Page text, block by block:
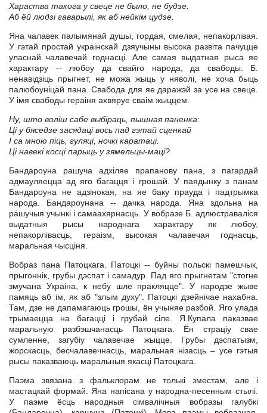
Хараства такога у свеце не было, не будзе.
Аб ёй людзi гаварылi, як аб нейкiм цудзе.
Яна чалавек палымянай душы, гордая, смелая, непакорлiвая.
У гэтай простай украiнскай дзяучыны высока развiта пачуцце
уласнай чалавечай годнасцi. Але самая выдатная рыса яе
характару -- любоу да свайго народа, да свабоды. Б.
ненавiдзiць прыгнет, не можа жыць у няволi, не хоча быць
палюбоунiцай пана. Свабода для яе даражэй за усе на свеце.
У iмя свабоды гераiня ахвяруе сваiм жыццем.
Ну, што волiш сабе выбiраць, пышная паненка:
Цi у бяседзе засядацi вось пад гэтай сценкай
I са мною пiць, гуляцi, ночкi каратацi.
Цi навекi косцi парыць у зямельцы-мацi?
Бандароуна рашуча адхiляе прапанову пана, з пагардай
адмауляецца ад яго багацця i грошай. У паядынку з панам
Бандароуна не адзiнокая, на яе баку прауда i падтрымка
народа. Бандароунана -- дачка народа. Яна здольна на
рашучыя учынкi i самаахярнасць. У вобразе Б. адлюстравалiся
выдатныя рысы народнага характару як любоу,
непакорлiвасць, гераiзм, высокая чалавечая годнасць,
маральная чысцiня.
Вобраз пана Патоцкага. Патоцкi -- буйны польскi памешчык,
прыгоннiк, грубы дэспат i самадур. Пад яго прыгнетам "стогне
змучана Украiна, к небу шле пракляцце". У народзе жыве
памяць аб iм, як аб "злым духу". Патоцкi дзейнiчае нахабна.
Там, дзе не дапамагаюць грошы, ён учыняе разбой. Яго улада
трымаецца на багаццi i грубай сiле. Я.Купала паказвае
маральную разбэшчанасць Патоцкага. Ён страцiу свае
сумленне, загубiу чалавечае жыцце. Грубы дэспатызм,
жорскасць, бесчалавечнасць, маральная нiзасць – усе гэтыя
рысы паказваюць маральныя якасцi Патоцкага.
Паэма звязана з фальклорам не толькi зместам, але i
мастацкай формай. Яна напiсана у народна-песенным стылi.
У паэме ёсць народныя сiмвалiчныя вобразы галубкi